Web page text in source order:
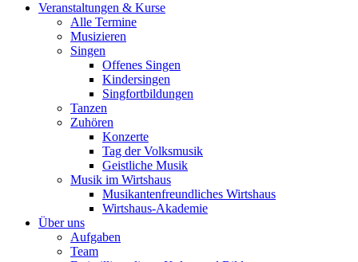
Veranstaltungen & Kurse
Alle Termine
Musizieren
Singen
Offenes Singen
Kindersingen
Singfortbildungen
Tanzen
Zuhören
Konzerte
Tag der Volksmusik
Geistliche Musik
Musik im Wirtshaus
Musikantenfreundliches Wirtshaus
Wirtshaus-Akademie
Über uns
Aufgaben
Team